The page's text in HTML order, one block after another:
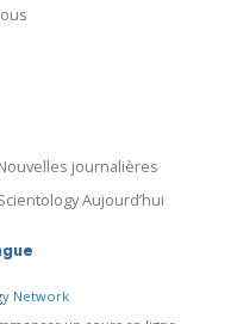
journalières
Aujourd’hui
Network